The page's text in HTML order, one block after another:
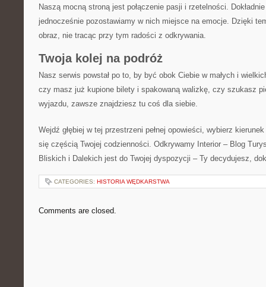
Naszą mocną stroną jest połączenie pasji i rzetelności.
jednocześnie pozostawiamy w nich miejsce na emocje. Dzięki
obraz, nie tracąc przy tym radości z odkrywania.
Twoja kolej na podróż
Nasz serwis powstał po to, by być obok Ciebie w małych i
czy masz już kupione bilety i spakowaną walizkę, czy szukasz
wyjazdu, zawsze znajdziesz tu coś dla siebie.
Wejdź głębiej w tej przestrzeni pełnej opowieści, wybierz
się częścią Twojej codzienności. Odkrywamy Interior – Blog
Bliskich i Dalekich jest do Twojej dyspozycji – Ty decydujesz,
CATEGORIES: HISTORIA WĘDKARSTWA
Comments are closed.